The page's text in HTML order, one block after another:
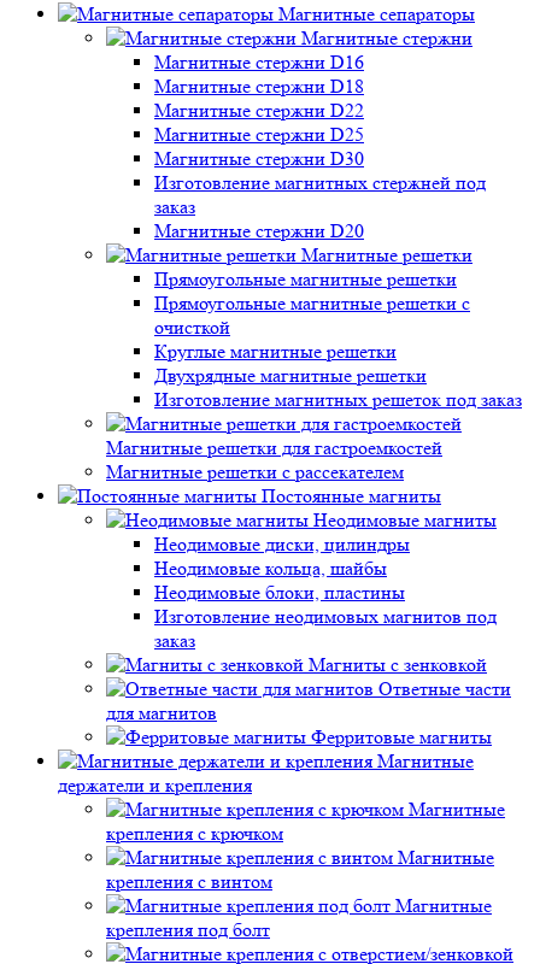
Магнитные сепараторы
Магнитные стержни
Магнитные стержни D16
Магнитные стержни D18
Магнитные стержни D22
Магнитные стержни D25
Магнитные стержни D30
Изготовление магнитных стержней под
заказ
Магнитные стержни D20
Магнитные решетки
Прямоугольные магнитные решетки
Прямоугольные магнитные решетки с
очисткой
Круглые магнитные решетки
Двухрядные магнитные решетки
Изготовление магнитных решеток под заказ
Магнитные решетки для гастроемкостей
Магнитные решетки с рассекателем
Постоянные магниты
Неодимовые магниты
Неодимовые диски, цилиндры
Неодимовые кольца, шайбы
Неодимовые блоки, пластины
Изготовление неодимовых магнитов под
заказ
Магниты с зенковкой
Ответные части
для магнитов
Ферритовые магниты
Магнитные
держатели и крепления
Магнитные
крепления с крючком
Магнитные
крепления с винтом
Магнитные
крепления под болт